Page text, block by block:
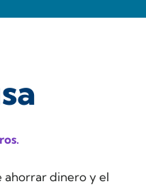
ahorrar dinero y el